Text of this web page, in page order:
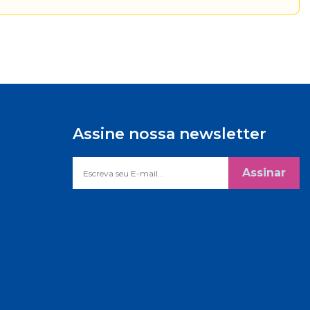
Assine nossa newsletter
Assinar